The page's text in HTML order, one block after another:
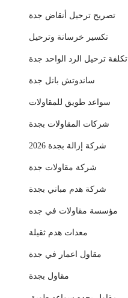
تصريح ترحيل أنقاض جدة
تكسير خرسانة وترحيل
تكلفة ترحيل الرد الواحد جدة
ساندوتش بانل جدة
سواعد طويق للمقاولات
شركات المقاولات بجدة
شركة إزالة بجدة 2026
شركة مقاولات جدة
شركة هدم مباني بجدة
مؤسسة مقاولات في جده
معدات هدم ثقيلة
مقاول اعمار في جدة
مقاول بجدة